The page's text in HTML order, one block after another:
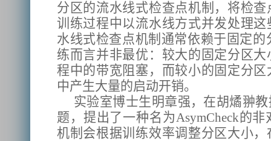
分区的流水线式检查点机制，将检
训练过程中以流水线方式并发处理
水线式检查点机制通常依赖于固定
练而言并非最优：较大的固定分区
程中的带宽阻塞，而较小的固定分
中产生大量的启动开销。
实验室博士生明章强，在胡燏翀
题，提出了一种名为AsymCheck的
机制会根据训练效率调整分区大小